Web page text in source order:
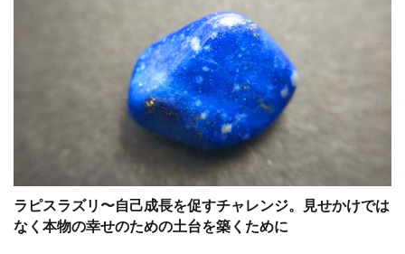
ラピスラズリ〜自己成長を促すチャレンジ。見せかけでは
なく本物の幸せのための土台を築くために